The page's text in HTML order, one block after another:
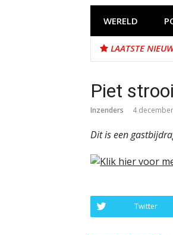
WERELD
LAATSTE
Piet
Inzenders 4
Dit is een
Twitter